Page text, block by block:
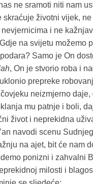
ne sramoti niti nam
skraćuje životni vijek,
i ne
na svijetu možemo
Samo je On
, On je stvorio roba i
prepreke
neizmjerno daje,
mu patnje i boli,
život i neprekidna
navodi scenu
na ajet, bit će nam
ponizni i zahvalni
milosti i